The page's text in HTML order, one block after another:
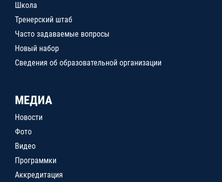
Школа
Тренерский штаб
Часто задаваемые вопросы
Новый набор
Сведения об образовательной организации
МЕДИА
Новости
Фото
Видео
Программки
Аккредитация